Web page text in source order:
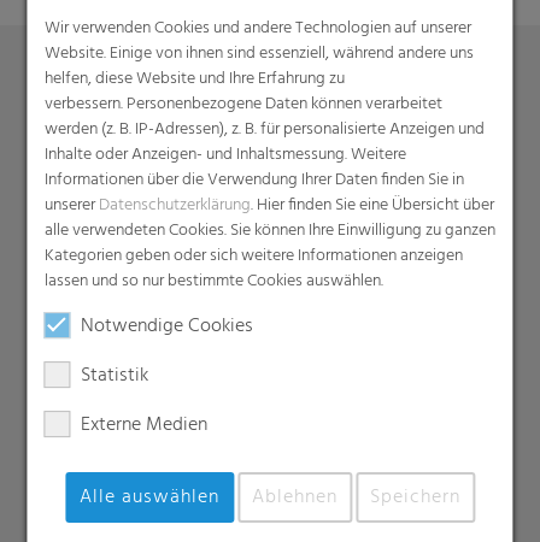
Wir verwenden Cookies und andere Technologien auf unserer
Website. Einige von ihnen sind essenziell, während andere uns
helfen, diese Website und Ihre Erfahrung zu
verbessern. Personenbezogene Daten können verarbeitet
werden (z. B. IP-Adressen), z. B. für personalisierte Anzeigen und
Inhalte oder Anzeigen- und Inhaltsmessung. Weitere
Informationen über die Verwendung Ihrer Daten finden Sie in
unsererDatenschutzerklärung. Hier finden Sie eine Übersicht über
alle verwendeten Cookies. Sie können Ihre Einwilligung zu ganzen
Kategorien geben oder sich weitere Informationen anzeigen
lassen und so nur bestimmte Cookies auswählen.
Notwendige Cookies
Statistik
Externe Medien
Alle auswählen Ablehnen Speichern
Produkte
Barrierefolien
Compounds
Dachunterspannbahnen
Industriefolien, Säcke, Sackverpackungen
Liners
MDO Folien
Multipack-Schrumpffolien
Papierähnliche Folien
Schrumpffolien & Stretchhauben
Technische Folien
Ernteverfrühungsfolien